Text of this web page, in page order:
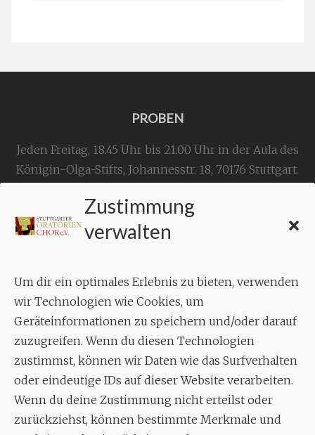
Zustimmung
verwalten
Um dir ein optimales Erlebnis zu bieten, verwenden
wir Technologien wie Cookies, um
Geräteinformationen zu speichern und/oder darauf
zuzugreifen. Wenn du diesen Technologien
zustimmst, können wir Daten wie das Surfverhalten
oder eindeutige IDs auf dieser Website verarbeiten.
Wenn du deine Zustimmung nicht erteilst oder
zurückziehst, können bestimmte Merkmale und
PROBEN
Jeden Freitag, 18.45 Uhr bis 21.00 Uhr in der Aula des
Königin-Olga-Stifts, Johannesstr. 18, 70176 Stuttgart.
KONTAKT
Geschäftsstelle:
Aixheimer Str. 18
70619 Stuttgart
MUSIK
Musikalischer Leiter:
Enrico Trummer
Tel.+49 (0)177 / 34 23 57 1